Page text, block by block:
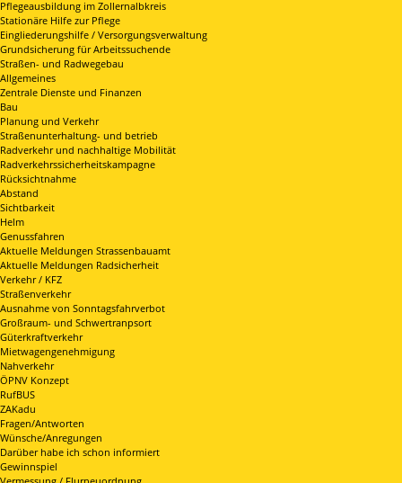
Pflegeausbildung im Zollernalbkreis
Stationäre Hilfe zur Pflege
Eingliederungshilfe / Versorgungsverwaltung
Grundsicherung für Arbeitssuchende
Straßen- und Radwegebau
Allgemeines
Zentrale Dienste und Finanzen
Bau
Planung und Verkehr
Straßenunterhaltung- und betrieb
Radverkehr und nachhaltige Mobilität
Radverkehrssicherheitskampagne
Rücksichtnahme
Abstand
Sichtbarkeit
Helm
Genussfahren
Aktuelle Meldungen Strassenbauamt
Aktuelle Meldungen Radsicherheit
Verkehr / KFZ
Straßenverkehr
Ausnahme von Sonntagsfahrverbot
Großraum- und Schwertranpsort
Güterkraftverkehr
Mietwagengenehmigung
Nahverkehr
ÖPNV Konzept
RufBUS
ZAKadu
Fragen/Antworten
Wünsche/Anregungen
Darüber habe ich schon informiert
Gewinnspiel